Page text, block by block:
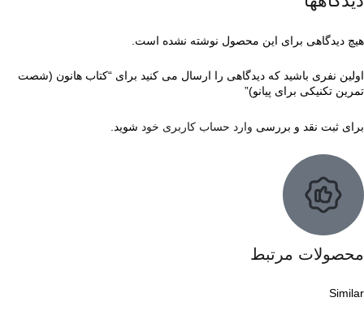
هیچ دیدگاهی برای این محصول نوشته نشده است.
اولین نفری باشید که دیدگاهی را ارسال می کنید برای “کتاب هانون (شصت
تمرین تکنیکی برای پیانو)”
برای ثبت نقد و بررسی وارد حساب کاربری خود شوید.
محصولات مرتبط
Similar